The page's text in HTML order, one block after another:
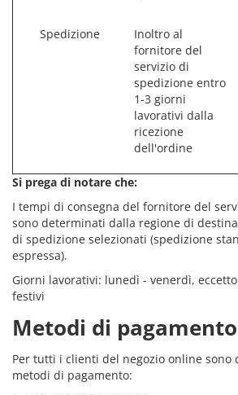
Spedizione
Inoltro al
fornitore del
servizio di
spedizione entro
1-3 giorni
lavorativi dalla
ricezione
dell'ordine
Si prega di notare che:
I tempi di consegna del fornitore del
sono determinati dalla regione di
di spedizione selezionati (spedizione
espressa).
Giorni lavorativi: lunedì - venerdì,
festivi
Metodi di pagamento
Per tutti i clienti del negozio online
metodi di pagamento: